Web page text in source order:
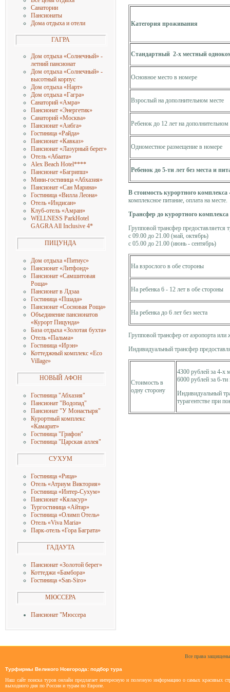
Санатории
Пансионаты
Дома отдыха и отели
ГАГРА
Дом отдыха «Солнечный» -
летний пансионат
Дом отдыха «Солнечный» -
высотный корпус
Дом отдыха «Нарт»
Дом отдыха «Гагра»
Санаторий «Амра»
Пансионат «Энергетик»
Санаторий «Москва»
Пансионат «Аибга»
Гостиница «Райда»
Пансионат «Кавказ»
Пансионат «Лазурный берег»
Отель «Абаата»
Alex Beach Hotel****
Пансионат «Багрипш»
Мини-гостиница «Абхазия»
Пансионат «Сан Марина»
Гостиница «Вилла Леона»
Отель «Индисан»
Клуб-отель «Амран»
WELLNESS ParkHotel
GAGRA All Inclusive 4*
ПИЦУНДА
Дом отдыха «Питиус»
Пансионат «Литфонд»
Пансионат «Самшитовая
Роща»
Пансионат в Лдзаа
Гостиница «Пшада»
Пансионат «Сосновая Роща»
Объединение пансионатов
«Курорт Пицунда»
База отдыха «Золотая бухта»
Отель «Пальма»
Гостиница «Ирэн»
Коттеджный комплекс «Eco
Village»
НОВЫЙ АФОН
Гостиница "Абхазия"
Пансионат "Водопад"
Пансионат "У Монастыря"
Курортный комплекс
«Камарит»
Гостиница "Грифон"
Гостиница "Царская аллея"
СУХУМ
Гостиница «Рица»
Отель «Атриум Виктория»
Гостиница «Интер-Сухум»
Пансионат «Кяласур»
Тургостиница «Айтар»
Гостиница «Олимп Отель»
Отель «Viva Maria»
Парк-отель «Гора Баграта»
ГАДАУТА
Пансионат «Золотой берег»
Коттеджи «Бамбора»
Гостиница «San-Siro»
МЮССЕРА
Пансионат "Мюссера
Категория проживания
Стандартный 2-х местный
Основное место в номере
Взрослый на дополнительном месте
Ребенок до 12 лет на дополнительном
Одноместное размещение в номере
Ребенок до 5-ти лет без места и
В стоимость курортного
комплексное питание, оплата на месте.
Трансфер до курортного
Групповой трансфер предоставляется
с 09.00 до 21.00 (май, октябрь)
с 05.00 до 21.00 (июнь - сентябрь)
На взрослого в обе стороны
На ребенка 6 - 12 лет в обе стороны
На ребенка до 6 лет без места
Групповой трансфер от аэропорта или
Индивидуальный трансфер
Стоимость в
одну сторону
4300 рублей за 4-х
6000 рублей за 6-
Индивидуальный
турагентстве при
Все права
Турфирмы Великого Новгорода: подбор тура
Наш сайт поиска туров онлайн предлагает интересную и полезную информацию о самых красивых
выходного дня по России и турам по Европе.